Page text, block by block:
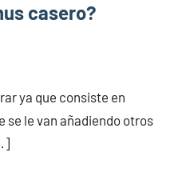
casero?
ya que consiste en
se le van añadiendo otros